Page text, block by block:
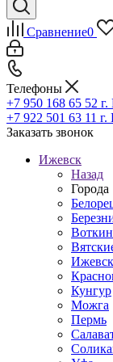
Сравнение0
Телефоны
+7 950 168 65 52 г.
+7 922 501 63 11 г.
Заказать звонок
Ижевск
Назад
Города
Ижевск
Кунгур
Можга
Пермь